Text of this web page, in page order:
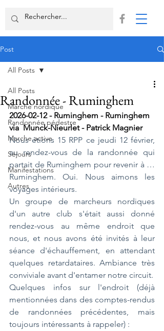
Post
All Posts
Marche nordique
Randonnée pédestre
Marche active
Séjours
Manifestations
Autres
All Posts
Randonnée - Ruminghem
2026-02-12 - Ruminghem - Ruminghem
via  Munck-Nieurlet - Patrick Magnier
Nous étions 15 RPP ce jeudi 12 février,
au rendez-vous de la randonnée qui
partait de Ruminghem pour revenir à …
Ruminghem. Oui. Nous aimons les
voyages intérieurs.
Un groupe de marcheurs nordiques
d'un autre club s'était aussi donné
rendez-vous au même endroit que
nous, et nous avons été invités à leur
séance d'échauffement, en attendant
quelques retardataires. Ambiance très
conviviale avant d'entamer notre circuit.
Quelques infos sur l'endroit (déjà
mentionnées dans des comptes-rendus
de randonnées précédentes, mais
toujours intéressants à rappeler) :